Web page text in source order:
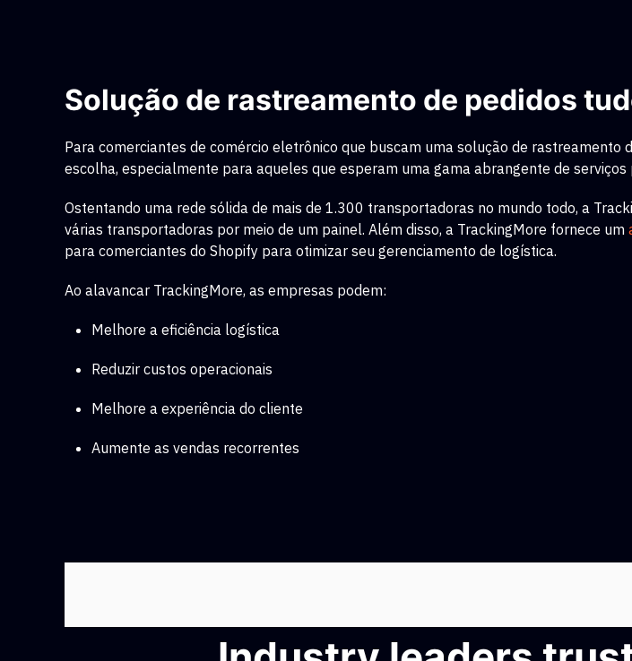
Solução de rastreamento de pedidos
Para comerciantes de comércio eletrônico que buscam uma solução de rastreamento
escolha, especialmente para aqueles que esperam uma gama abrangente de serviços
Ostentando uma rede sólida de mais de 1.300 transportadoras no mundo todo, a
várias transportadoras por meio de um painel. Além disso, a TrackingMore fornece um
para comerciantes do Shopify para otimizar seu gerenciamento de logística.
Ao alavancar TrackingMore, as empresas podem:
Melhore a eficiência logística
Reduzir custos operacionais
Melhore a experiência do cliente
Aumente as vendas recorrentes